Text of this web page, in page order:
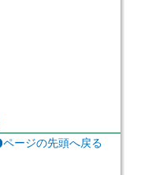
ページの先頭へ戻る